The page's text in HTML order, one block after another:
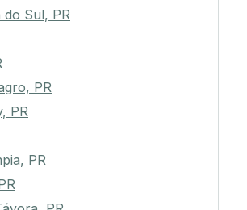
do Sul, PR
PR
PR
PR